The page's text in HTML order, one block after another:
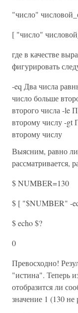
"число"
[ "число"
где в качестве
фигурировать
-eq Два числа
число больше
второго числа -le
второму числу -gt
второму числу
Выясним, равно
рассматривается,
$ NUMBER=130
$ [ "$NUMBER" -
$ echo $?
0
Превосходно!
"истина". Теперь
отобразится ли
значение 1 (130 не